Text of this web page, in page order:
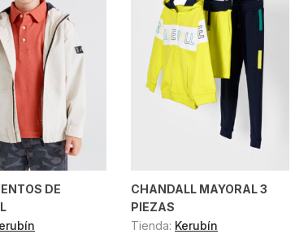
DE
CHANDALL MAYORAL 3
PIEZAS
Tienda: Kerubín